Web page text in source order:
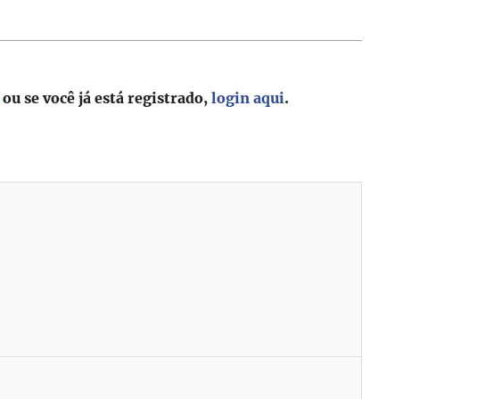
ou se você já está registrado,login aqui.